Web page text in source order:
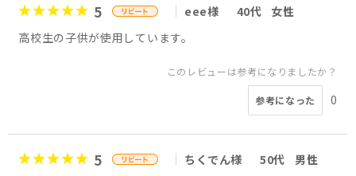
5 eee様 40代
女性
高校生の子供が使用しています。
このレビューは参考になりましたか？
参考になった 0
5 ちくでん様 50代
男性